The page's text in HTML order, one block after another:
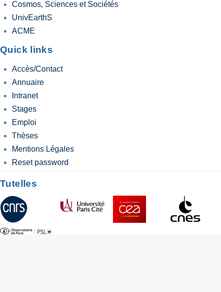
Cosmos, Sciences et Sociétés
UnivEarthS
ACME
Quick links
Accès/Contact
Annuaire
Intranet
Stages
Emploi
Thèses
Mentions Légales
Reset password
Tutelles